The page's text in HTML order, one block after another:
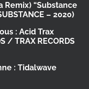
Remix) “Substance
– 2020)
: Acid Trax
/ TRAX RECORDS
: Tidalwave